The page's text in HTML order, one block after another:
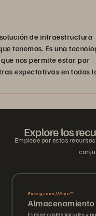
de infraestructura
Es una tecnología
permite estar por
en todos los
los estudiantes o
Explore los
Empiece por estos
Evergreen//One™
Almacenamiento
Elimine costes iniciales y